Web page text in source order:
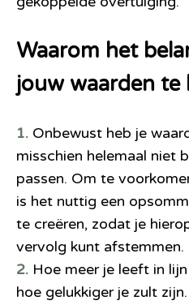
Waarom het
jouw waarden te
1. Onbewust heb je
misschien helemaal niet
passen. Om te
is het nuttig een
te creëren, zodat je
vervolg kunt afstemmen.
2. Hoe meer je leeft in
hoe gelukkiger je zult